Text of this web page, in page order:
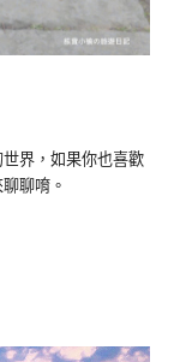
界，如果你也喜歡
聊唷。